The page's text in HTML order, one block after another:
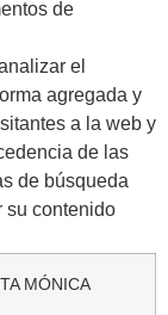
de
el
agregada y
a la web y
de las
de búsqueda
su contenido
MÓNICA